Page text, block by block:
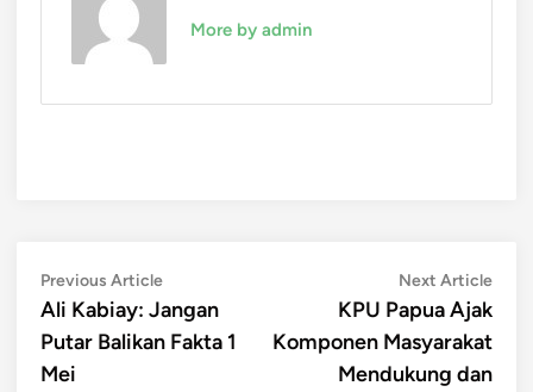
More by admin
Post
navigation
Previous ArticlePrevious
article:
Ali Kabiay: Jangan
Putar Balikan Fakta 1
Mei
Next ArticleNext
KPU Papua Ajak
Komponen Masyarakat
Mendukung dan